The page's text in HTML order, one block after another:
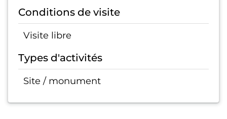
Conditions de visite
Visite libre
Types d'activités
Site / monument